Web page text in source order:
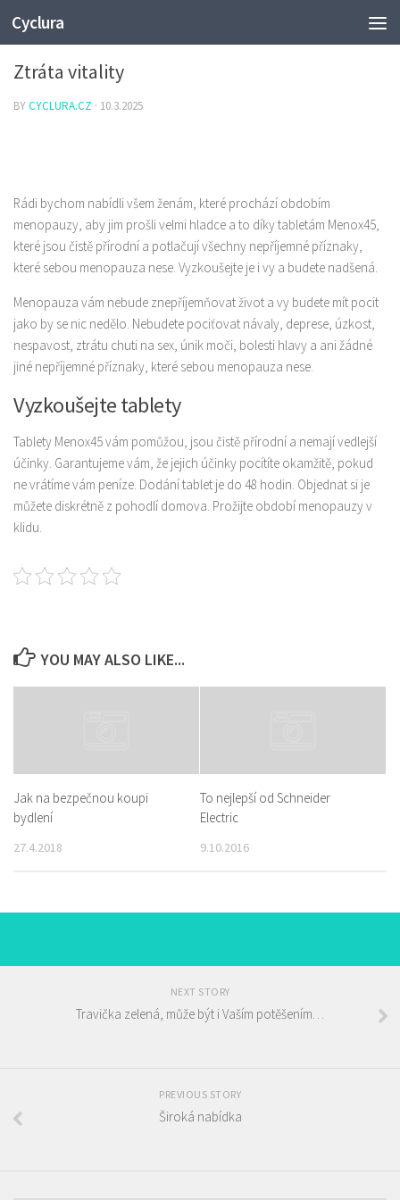
Cyclura
NEZAŘAZENÉ
Ztráta vitality
BYCYCLURA.CZ · 10.3.2025
Rádi bychom nabídli všem ženám, které prochází obdobím
menopauzy, aby jim prošli velmi hladce a to díky tabletám Menox45,
které jsou čistě přírodní a potlačují všechny nepříjemné příznaky,
které sebou menopauza nese. Vyzkoušejte je i vy a budete nadšená.
Menopauza vám nebude znepříjemňovat život a vy budete mít pocit
jako by se nic nedělo. Nebudete pociťovat návaly, deprese, úzkost,
nespavost, ztrátu chuti na sex, únik moči, bolesti hlavy a ani žádné
jiné nepříjemné příznaky, které sebou menopauza nese.
Vyzkoušejte tablety
Tablety Menox45 vám pomůžou, jsou čistě přírodní a nemají vedlejší
účinky. Garantujeme vám, že jejich účinky pocítíte okamžitě, pokud
ne vrátíme vám peníze. Dodání tablet je do 48 hodin. Objednat si je
můžete diskrétně z pohodlí domova. Prožijte období menopauzy v
klidu.
YOU MAY ALSO LIKE...
Jak na bezpečnou koupi
bydlení
27.4.2018
To nejlepší od Schneider
Electric
9.10.2016
NEXT STORY
Travička zelená, může být i Vaším potěšením…
PREVIOUS STORY
Široká nabídka